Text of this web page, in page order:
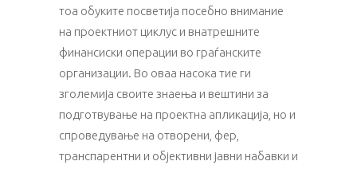
тоа обуките посветија посебно внимание
на проектниот циклус и внатрешните
финансиски операции во граѓанските
организации. Во оваа насока тие ги
зголемија своите знаења и вештини за
подготвување на проектна апликација, но и
спроведување на отворени, фер,
транспарентни и објективни јавни набавки и